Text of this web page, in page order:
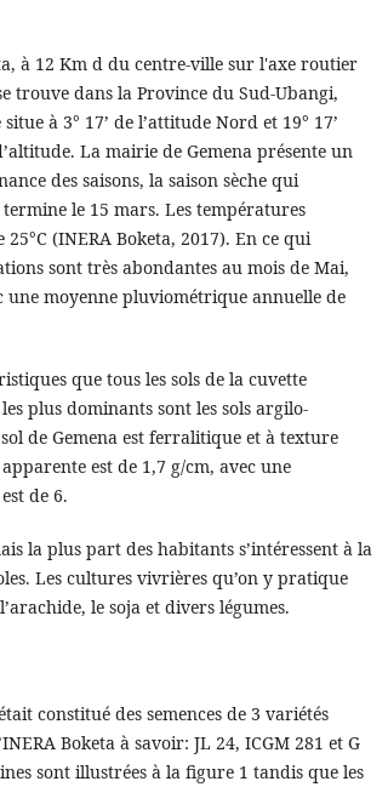
à 12 Km d du centre-ville sur l'axe routier
trouve dans la Province du Sud-Ubangi,
à 3° 17’ de l’attitude Nord et 19° 17’
La mairie de Gemena présente un
des saisons, la saison sèche qui
le 15 mars. Les températures
(INERA Boketa, 2017). En ce qui
sont très abondantes au mois de Mai,
une moyenne pluviométrique annuelle de
que tous les sols de la cuvette
plus dominants sont les sols argilo-
de Gemena est ferralitique et à texture
est de 1,7 g/cm, avec une
de 6.
la plus part des habitants s’intéressent à la
Les cultures vivrières qu’on y pratique
le soja et divers légumes.
constitué des semences de 3 variétés
Boketa à savoir: JL 24, ICGM 281 et G
sont illustrées à la figure 1 tandis que les